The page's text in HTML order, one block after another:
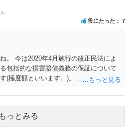
とで書面提出をしないということであ
を修了した上で、貴方のほうで書面提
よいでしょう。
役にたった 7
。 今は2020年4月施行の改正民法によ
包括的な損害賠償義務の保証について
(極度額といいます。)。 この書式にサ
性が高そうです。
もっとみる